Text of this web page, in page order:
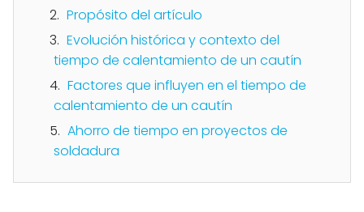
Propósito del artículo
Evolución histórica y contexto del
tiempo de calentamiento de un cautín
Factores que influyen en el tiempo de
calentamiento de un cautín
Ahorro de tiempo en proyectos de
soldadura